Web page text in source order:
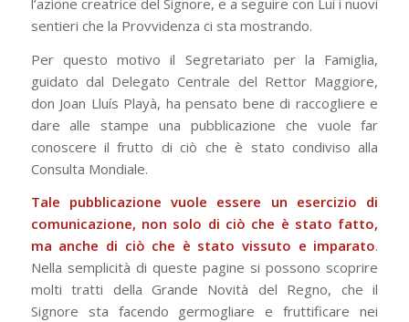
sentieri che la Provvidenza ci sta mostrando.
Per questo motivo il Segretariato per la Famiglia,
guidato dal Delegato Centrale del Rettor Maggiore,
don Joan Lluís Playà, ha pensato bene di raccogliere e
dare alle stampe una pubblicazione che vuole far
conoscere il frutto di ciò che è stato condiviso alla
Consulta Mondiale.
Tale pubblicazione vuole essere un esercizio di
comunicazione, non solo di ciò che è stato fatto,
ma anche di ciò che è stato vissuto e imparato.
Nella semplicità di queste pagine si possono scoprire
molti tratti della Grande Novità del Regno, che il
Signore sta facendo germogliare e fruttificare nei